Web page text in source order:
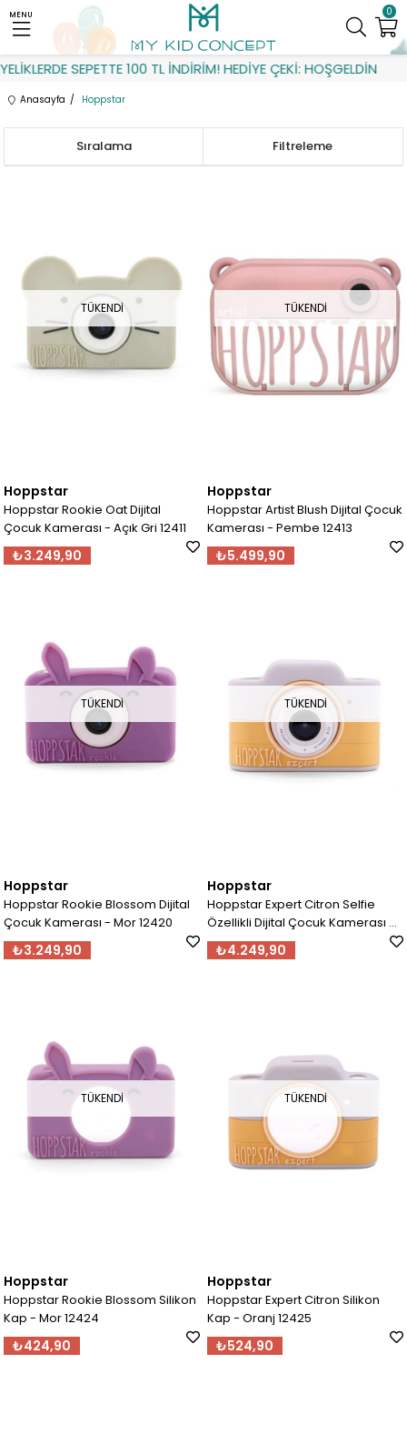
SEPETTE 100 TL İNDİRİM! HEDİYE ÇEKİ: HOŞGELDİN
0
MENU
Anasayfa Hoppstar
Filtreleme
Sıralama
TÜKENDI
Hoppstar
Hoppstar Rookie Oat Dijital
Çocuk Kamerası - Açık Gri 12411
₺3.249,90
TÜKENDI
Hoppstar
Hoppstar Artist Blush Dijital Çocuk
Kamerası - Pembe 12413
₺5.499,90
TÜKENDI
Hoppstar
Hoppstar Rookie Blossom Dijital
Çocuk Kamerası - Mor 12420
₺3.249,90
TÜKENDI
Hoppstar
Hoppstar Expert Citron Selfie
Özellikli Dijital Çocuk Kamerası -
Oranj 12421
₺4.249,90
TÜKENDI
Hoppstar
Hoppstar Rookie Blossom Silikon
Kap - Mor 12424
₺424,90
TÜKENDI
Hoppstar
Hoppstar Expert Citron Silikon
Kap - Oranj 12425
₺524,90